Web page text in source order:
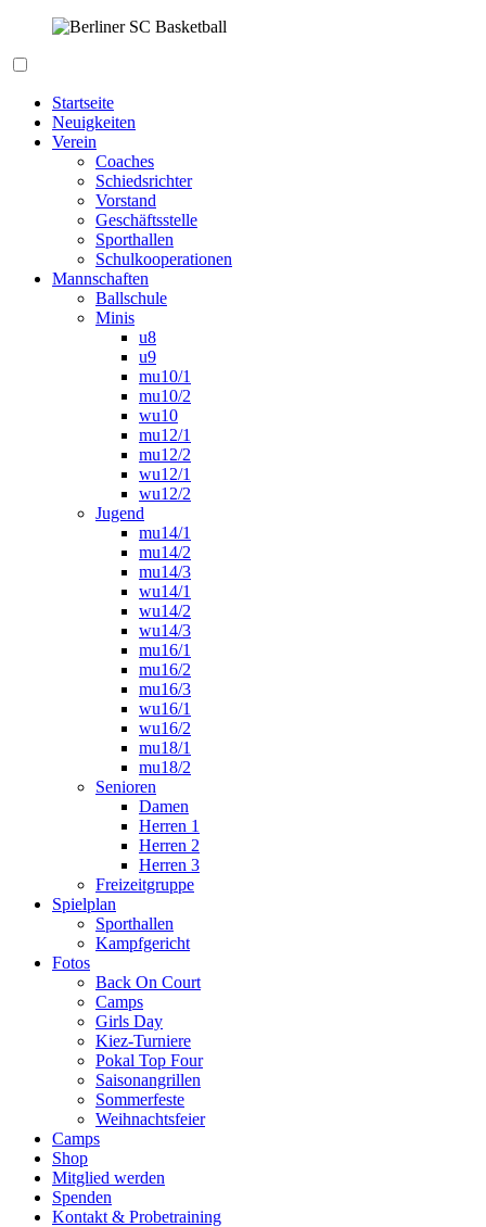
springen
Startseite
Neuigkeiten
Verein
Coaches
Schiedsrichter
Vorstand
Geschäftsstelle
Sporthallen
Schulkooperationen
Mannschaften
Ballschule
Minis
u8
u9
mu10/1
mu10/2
wu10
mu12/1
mu12/2
wu12/1
wu12/2
Jugend
mu14/1
mu14/2
mu14/3
wu14/1
wu14/2
wu14/3
mu16/1
mu16/2
mu16/3
wu16/1
wu16/2
mu18/1
mu18/2
Senioren
Damen
Herren 1
Herren 2
Herren 3
Freizeitgruppe
Spielplan
Sporthallen
Kampfgericht
Fotos
Back On Court
Camps
Girls Day
Kiez-Turniere
Pokal Top Four
Saisonangrillen
Sommerfeste
Weihnachtsfeier
Camps
Shop
Mitglied werden
Spenden
Kontakt & Probetraining